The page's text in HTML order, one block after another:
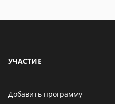
УЧАСТИЕ
Добавить программу